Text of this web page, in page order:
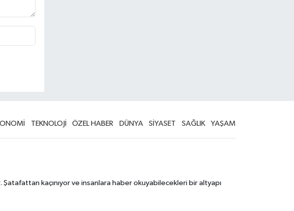
TEKNOLOJİ ÖZEL HABER DÜNYA SİYASET SAĞLIK YAŞAM
kaçınıyor ve insanlara haber okuyabilecekleri bir altyapı